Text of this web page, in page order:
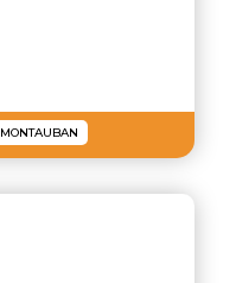
MONTAUBAN